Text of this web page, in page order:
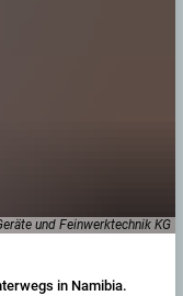
und Feinwerktechnik KG
in Namibia.